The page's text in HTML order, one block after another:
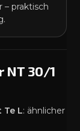
– praktisch
NT 30/1
Te L: ähnlicher